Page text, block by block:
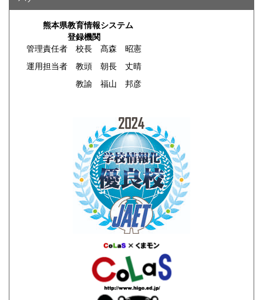
熊本県教育情報システム
登録機関
管理責任者 校長 髙森 昭憲
運用担当者 教頭 朝長 丈晴
教諭 福山 邦彦